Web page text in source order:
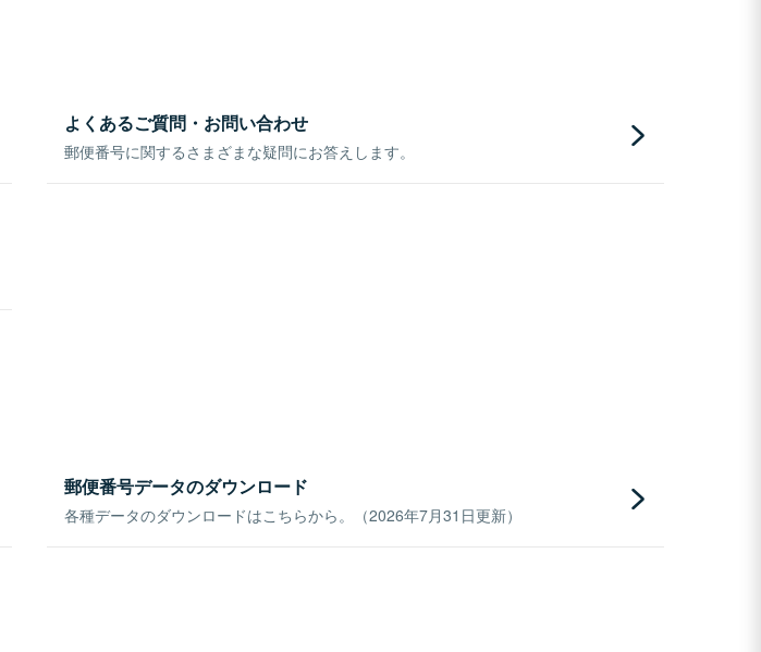
よくあるご質問・お問い合わせ
郵便番号に関するさまざまな疑問にお答えします。
郵便番号データのダウンロード
各種データのダウンロードはこちらから。（2026年7月31日更新）